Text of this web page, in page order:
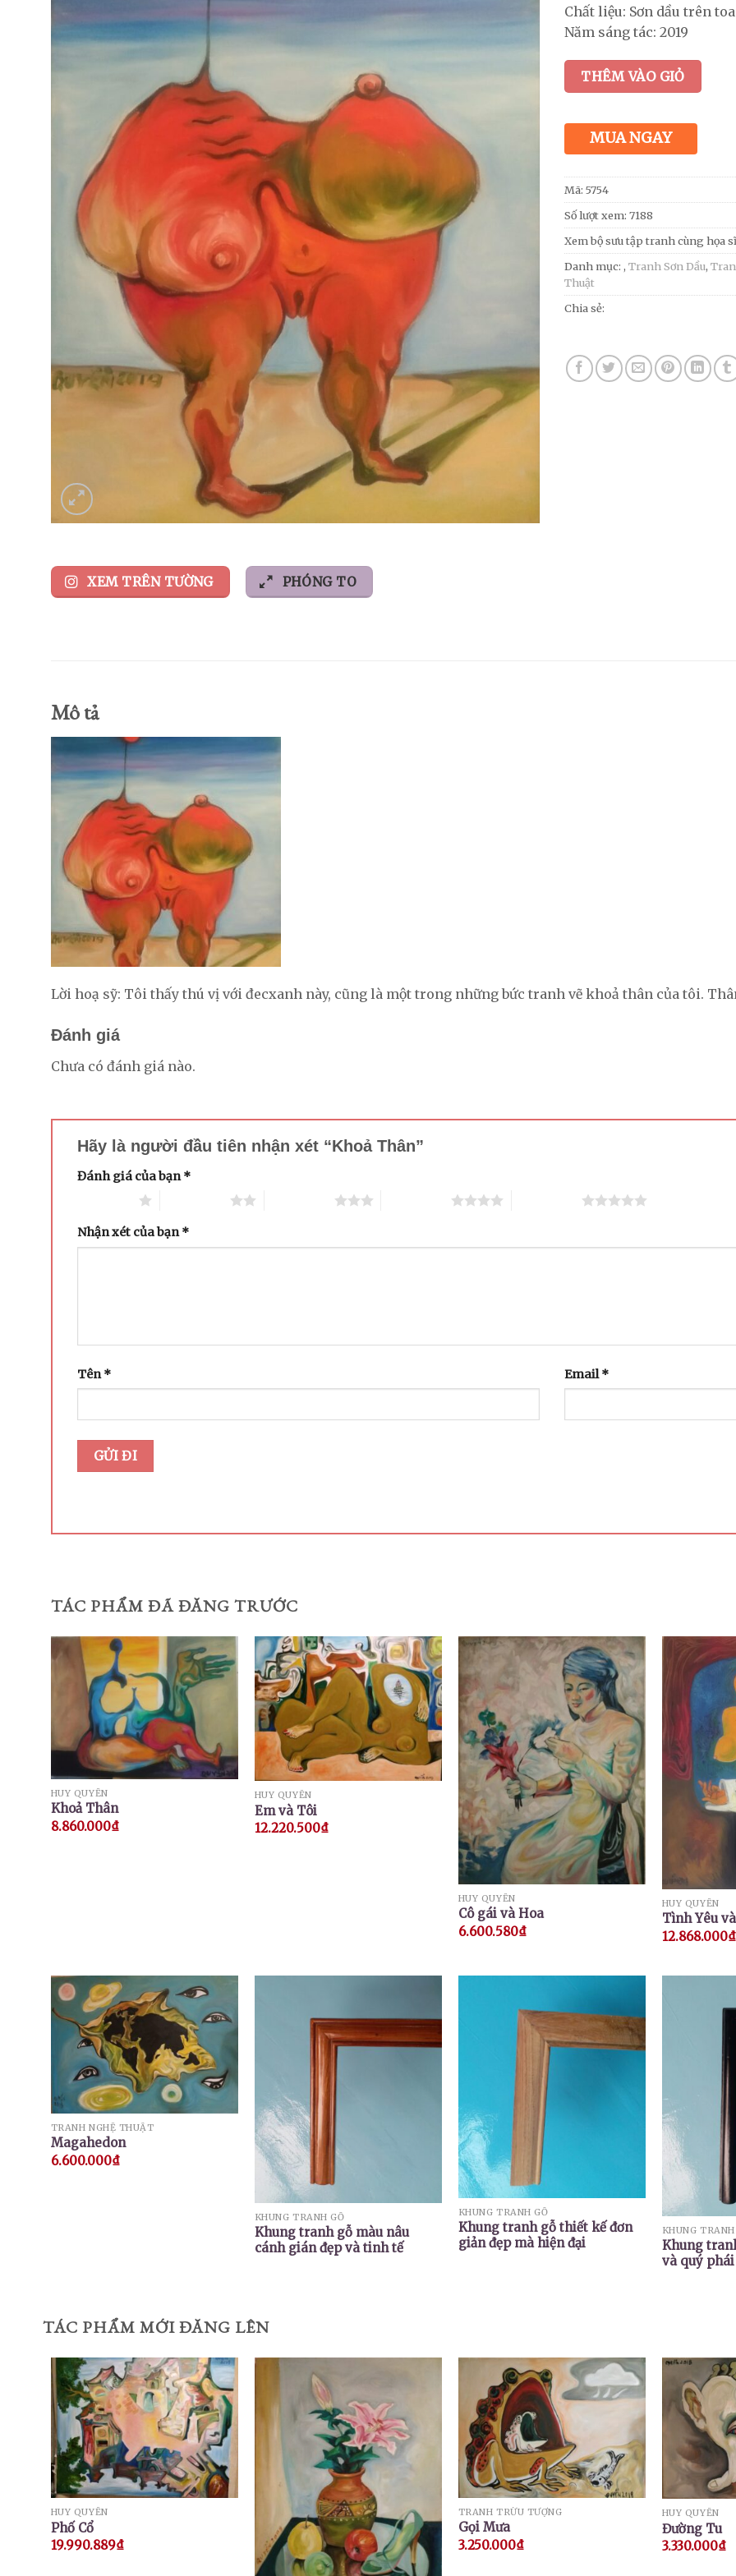
XEM TRÊN TƯỜNG PHÓNG TO
Chất liệu: Sơn dầu trên
Năm sáng tác: 2019
THÊM VÀO GIỎ
MUA NGAY
Mã: 5754
Số lượt xem: 7188
Xem bộ sưu tập tranh cùng họa sĩ
Danh mục: , Tranh Sơn Dầu,
Thuật
Chia sẻ:
Mô tả
Lời hoạ sỹ: Tôi thấy thú vị với đecxanh này, cũng là một trong những bức tranh vẽ khoả thân của tôi.
Đánh giá
Chưa có đánh giá nào.
Hãy là người đầu tiên nhận xét “Khoả Thân”
Đánh giá của bạn *
Nhận xét của bạn*
Tên * Email*
TÁC PHẨM ĐÃ ĐĂNG TRƯỚC
HUY QUYỂN
Khoả Thân
8.860.000₫
HUY QUYỂN
Em và Tôi
12.220.500₫
HUY QUYỂN
Cô gái và Hoa
6.600.580₫
HUY QUYỂN
Tình Yêu
12.868.000₫
TRANH NGHỆ THUẬT
Magahedon
6.600.000₫
KHUNG TRANH GỖ
Khung tranh gỗ màu nâu
cánh gián đẹp và tinh tế
KHUNG TRANH GỖ
Khung tranh gỗ thiết kế đơn
giản đẹp mà hiện đại
KHUNG
Khung
và quý phái
TÁC PHẨM MỚI ĐĂNG LÊN
HUY QUYỂN
Phố Cổ
19.990.889₫
TRANH TRỪU TƯỢNG
Gọi Mưa
3.250.000₫
HUY QUYỂN
Đường Tu
3.330.000₫